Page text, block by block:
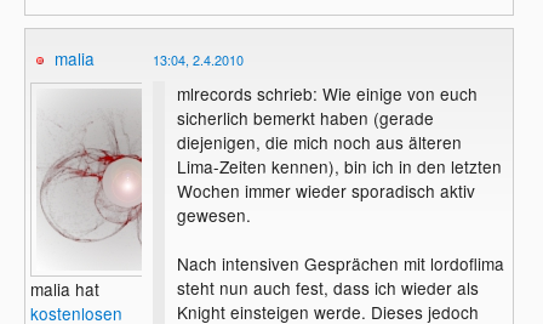
malia
malia hat
kostenlosen
13:04, 2.4.2010
mlrecords schrieb: Wie einige von euch
sicherlich bemerkt haben (gerade
diejenigen, die mich noch aus älteren
Lima-Zeiten kennen), bin ich in den letzten
Wochen immer wieder sporadisch aktiv
gewesen.
Nach intensiven Gesprächen mit lordoflima
steht nun auch fest, dass ich wieder als
Knight einsteigen werde. Dieses jedoch